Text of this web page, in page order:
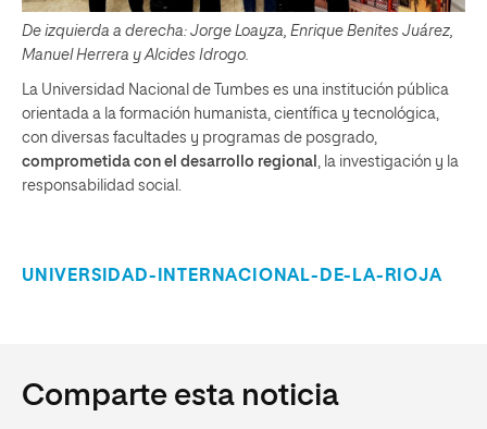
De izquierda a derecha: Jorge Loayza, Enrique Benites Juárez,
Manuel Herrera y Alcides Idrogo.
La Universidad Nacional de Tumbes es una institución pública
orientada a la formación humanista, científica y tecnológica,
con diversas facultades y programas de posgrado,
comprometida con el desarrollo regional , la investigación y la
responsabilidad social.
UNIVERSIDAD-INTERNACIONAL-DE-LA-RIOJA
Comparte esta noticia